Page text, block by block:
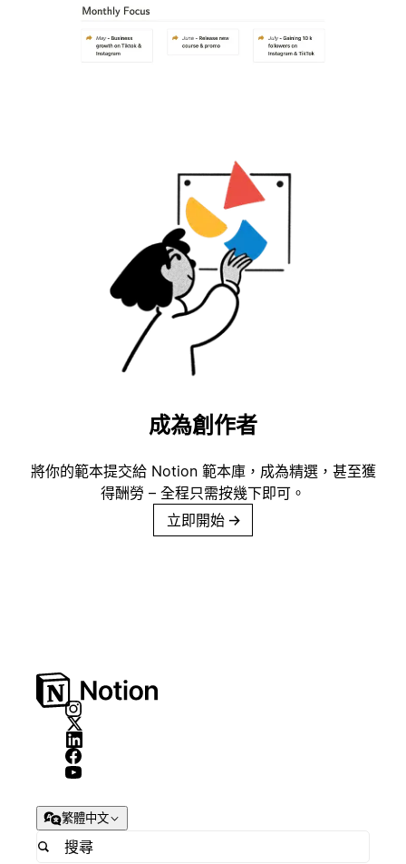
成為創作者
將你的範本提交給 Notion 範本庫，成為精選，甚至獲
得酬勞 – 全程只需按幾下即可。
立即開始 →
繁體中文